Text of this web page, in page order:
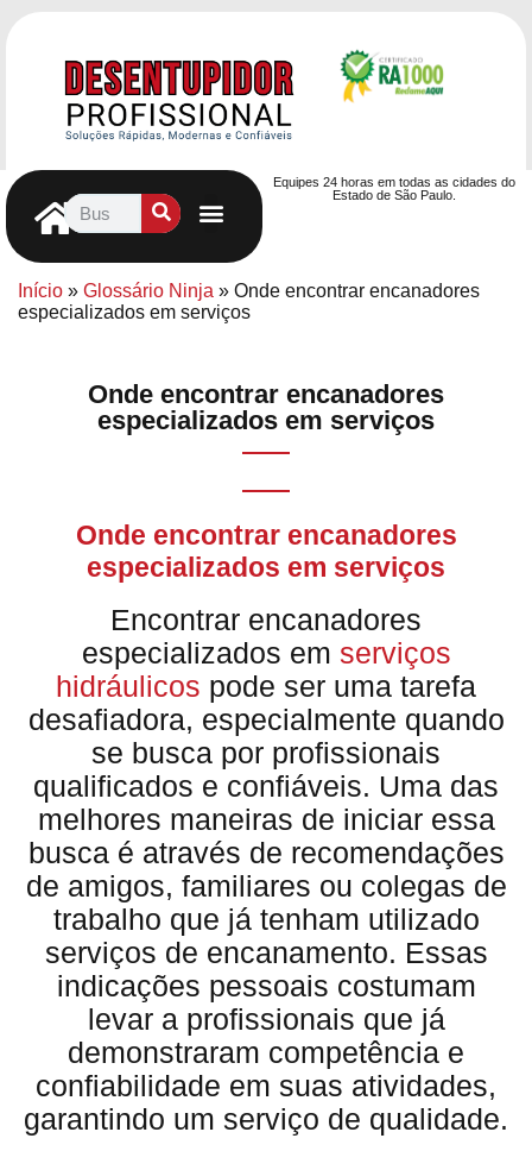
Equipes 24 horas em todas as cidades do
Estado de São Paulo.
Início » Glossário Ninja » Onde encontrar encanadores
especializados em serviços
Onde encontrar encanadores
especializados em serviços
Onde encontrar encanadores
especializados em serviços
Encontrar encanadores
especializados em serviços
hidráulicos pode ser uma tarefa
desafiadora, especialmente quando
se busca por profissionais
qualificados e confiáveis. Uma das
melhores maneiras de iniciar essa
busca é através de recomendações
de amigos, familiares ou colegas de
trabalho que já tenham utilizado
serviços de encanamento. Essas
indicações pessoais costumam
levar a profissionais que já
demonstraram competência e
confiabilidade em suas atividades,
garantindo um serviço de qualidade.